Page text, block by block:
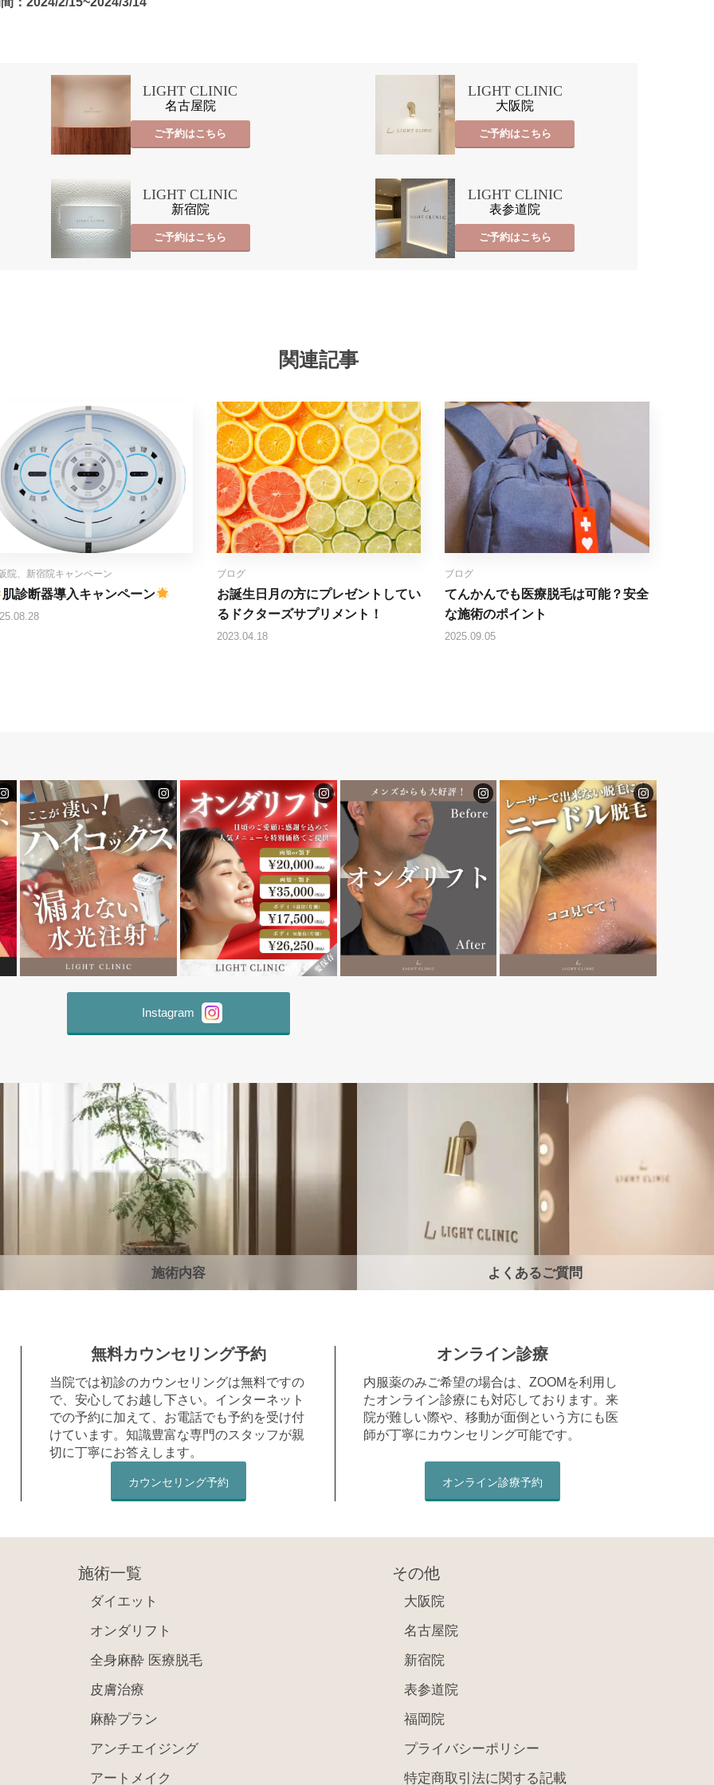
LIGHT CLINIC
名古屋院
ご予約はこちら
LIGHT CLINIC
大阪院
ご予約はこちら
LIGHT CLINIC
新宿院
ご予約はこちら
LIGHT CLINIC
表参道院
ご予約はこちら
関連記事
院、新宿院キャンペーン
肌診断器導入キャンペーン
ブログ
お誕生日月の方にプレゼントしてい
るドクターズサプリメント！
2023.04.18
ブログ
てんかんでも医療脱毛は可能？安全
な施術のポイント
2025.09.05
Instagram
施術内容 よくあるご質問
無料カウンセリング予約
当院では初診のカウンセリングは無料ですの
で、安心してお越し下さい。インターネット
での予約に加えて、お電話でも予約を受け付
けています。知識豊富な専門のスタッフが親
切に丁寧にお答えします。
カウンセリング予約
オンライン診療
内服薬のみご希望の場合は、ZOOMを利用し
たオンライン診療にも対応しております。来
院が難しい際や、移動が面倒という方にも医
師が丁寧にカウンセリング可能です。
オンライン診療予約
施術一覧
ダイエット
オンダリフト
全身麻酔 医療脱毛
皮膚治療
麻酔プラン
アンチエイジング
アートメイク
その他
大阪院
名古屋院
新宿院
表参道院
福岡院
プライバシーポリシー
特定商取引法に関する記載